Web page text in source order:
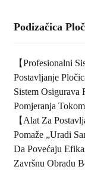
Podizačica
【Profesionalni
Postavljanje
Sistem Osigurava
Pomjeranja
【Alat Za
Pomaže „uradi
Da Povećaju
Završnu Obradu